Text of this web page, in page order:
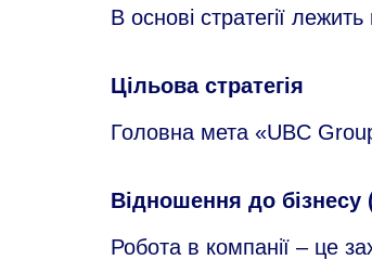
В основі стратегії
Цільова стратегія
Головна мета «UBC
Відношення до
Робота в компанії – це